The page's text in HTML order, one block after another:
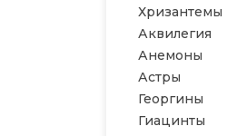
Хризантемы
Аквилегия
Анемоны
Астры
Георгины
Гиацинты